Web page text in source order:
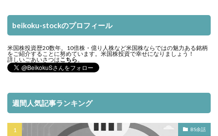
beikoku-stockのプロフィール
米国株投資歴20数年。10倍株・億り人株など米国株ならではの魅力ある銘柄
をご紹介することに努めています。米国株投資で幸せになりましょう！
詳しいごあいさつはこちら 。
週間人気記事ランキング
BS余話